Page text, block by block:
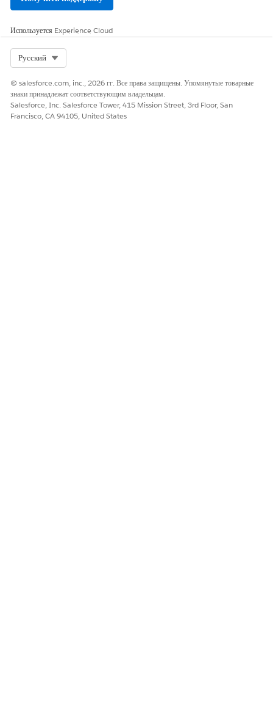
Используется Experience Cloud
Русский
© salesforce.com, inc., 2026 гг. Все права защищены. Упомянутые товарные
знаки принадлежат соответствующим владельцам.
Salesforce, Inc. Salesforce Tower, 415 Mission Street, 3rd Floor, San
Francisco, CA 94105, United States